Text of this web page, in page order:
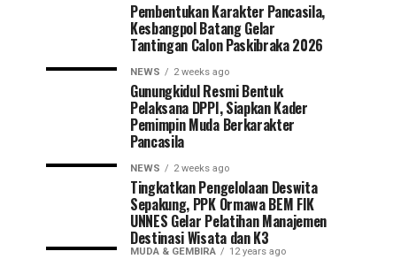
Pembentukan Karakter Pancasila,
Kesbangpol Batang Gelar
Tantingan Calon Paskibraka 2026
NEWS 2 weeks ago
Gunungkidul Resmi Bentuk
Pelaksana DPPI, Siapkan Kader
Pemimpin Muda Berkarakter
Pancasila
NEWS 2 weeks ago
Tingkatkan Pengelolaan Deswita
Sepakung, PPK Ormawa BEM FIK
UNNES Gelar Pelatihan Manajemen
Destinasi Wisata dan K3
MUDA & GEMBIRA 12 years ago